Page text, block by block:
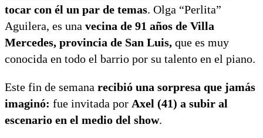
tocar con él un par de temas. Olga “Perlita”
Aguilera, es una vecina de 91 años de Villa
Mercedes, provincia de San Luis, que es muy
conocida en todo el barrio por su talento en el piano.
Este fin de semana recibió una sorpresa que jamás
imaginó: fue invitada por Axel (41) a subir al
escenario en el medio del show.